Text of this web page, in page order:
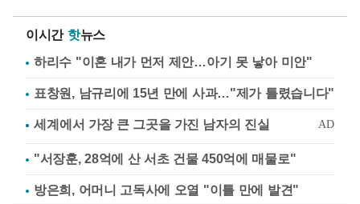
이시간 핫뉴스
하리수 "이혼 내가 먼저 제안…아기 못 낳아 미안"
표창원, 남규리에 15년 만에 사과…"제가 틀렸습니다"
"서장훈, 28억에 산 서초 건물 450억에 매물로"
방은희, 어머니 고독사에 오열 "이틀 만에 발견"